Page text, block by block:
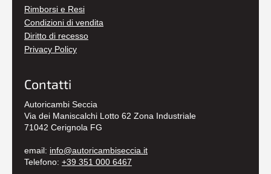
Rimborsi e Resi
Condizioni di vendita
Diritto di recesso
Privacy Policy
Contatti
Autoricambi Seccia
Via dei Maniscalchi Lotto 62 Zona Industriale
71042 Cerignola FG
email: info@autoricambiseccia.it
Telefono: +39 351 000 6467